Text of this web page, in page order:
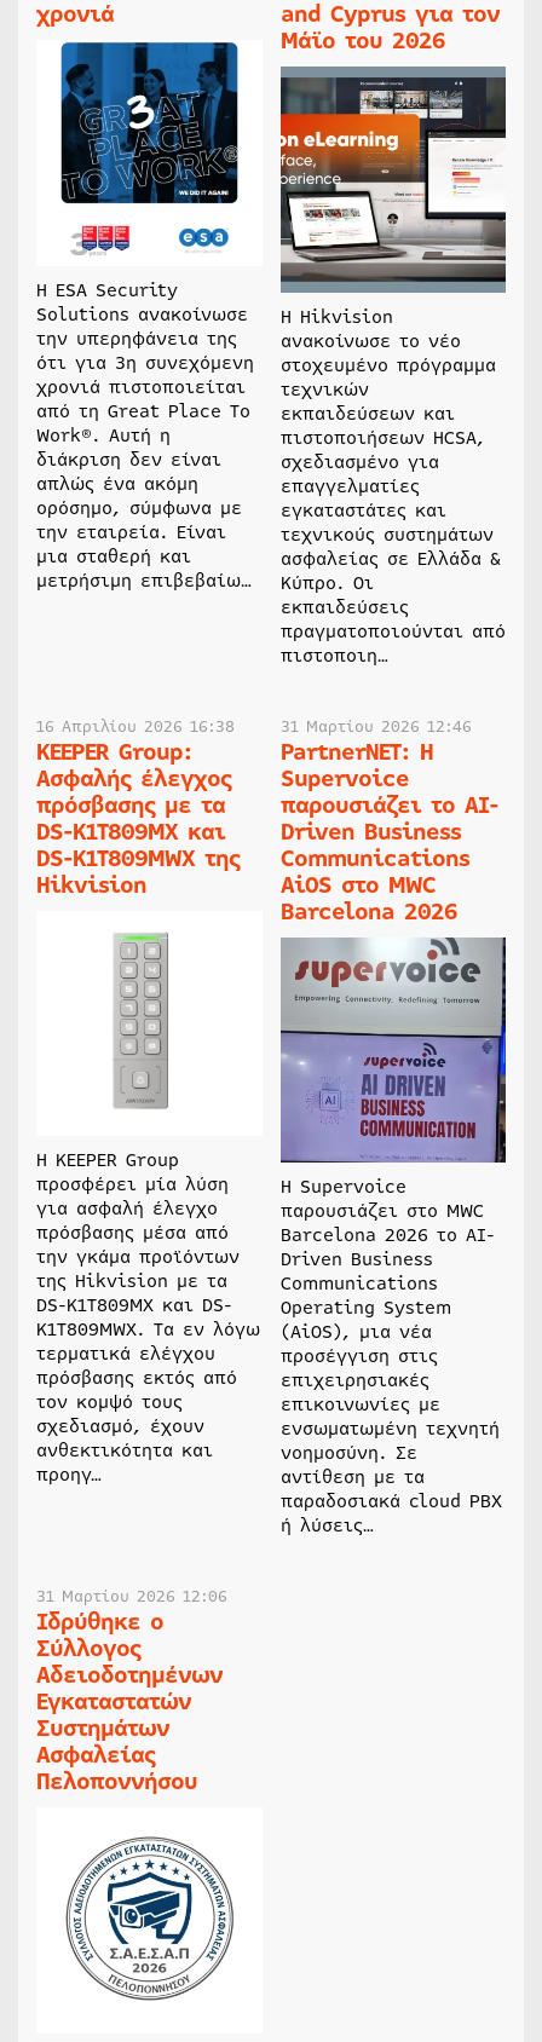
χρονιά
Η ESA Security
Solutions ανακοίνωσε
την υπερηφάνεια της
ότι για 3η συνεχόμενη
χρονιά πιστοποιείται
από τη Great Place To
Work®. Αυτή η
διάκριση δεν είναι
απλώς ένα ακόμη
ορόσημο, σύμφωνα με
την εταιρεία. Είναι
μια σταθερή και
μετρήσιμη επιβεβαίω…
and Cyprus για τον
Μάϊο του 2026
Η Hikvision
ανακοίνωσε το νέο
στοχευμένο πρόγραμμα
τεχνικών
εκπαιδεύσεων και
πιστοποιήσεων HCSA,
σχεδιασμένο για
επαγγελματίες
εγκαταστάτες και
τεχνικούς συστημάτων
ασφαλείας σε Ελλάδα &
Κύπρο. Οι
εκπαιδεύσεις
πραγματοποιούνται από
πιστοποιη…
16 Απριλίου 2026 16:38
KEEPER Group:
Ασφαλής έλεγχος
πρόσβασης με τα
DS-K1T809MX και
DS-K1T809MWX της
Hikvision
Η KEEPER Group
προσφέρει μία λύση
για ασφαλή έλεγχο
πρόσβασης μέσα από
την γκάμα προϊόντων
της Hikvision με τα
DS-K1T809MX και DS-
K1T809MWX. Τα εν λόγω
τερματικά ελέγχου
πρόσβασης εκτός από
τον κομψό τους
σχεδιασμό, έχουν
ανθεκτικότητα και
προηγ…
31 Μαρτίου 2026 12:46
PartnerNET: Η
Supervoice
παρουσιάζει το AI-
Driven Business
Communications
AiOS στο MWC
Barcelona 2026
Η Supervoice
παρουσιάζει στο MWC
Barcelona 2026 το AI-
Driven Business
Communications
Operating System
(AiOS), μια νέα
προσέγγιση στις
επιχειρησιακές
επικοινωνίες με
ενσωματωμένη τεχνητή
νοημοσύνη. Σε
αντίθεση με τα
παραδοσιακά cloud PBX
ή λύσεις…
31 Μαρτίου 2026 12:06
Ιδρύθηκε ο
Σύλλογος
Αδειοδοτημένων
Εγκαταστατών
Συστημάτων
Ασφαλείας
Πελοποννήσου